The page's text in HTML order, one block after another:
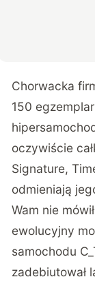
Chorwacka
150
oczywiście
Signature,
odmieniają
Wam nie
ewolucyjny
samochodu
zadebiutował